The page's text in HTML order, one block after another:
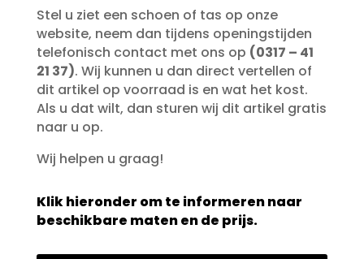
Stel u ziet een schoen of tas op onze
website, neem dan tijdens openingstijden
telefonisch contact met ons op (0317 – 41
21 37). Wij kunnen u dan direct vertellen of
dit artikel op voorraad is en wat het kost.
Als u dat wilt, dan sturen wij dit artikel gratis
naar u op.
Wij helpen u graag!
Klik hieronder om te informeren naar
beschikbare maten en de prijs.